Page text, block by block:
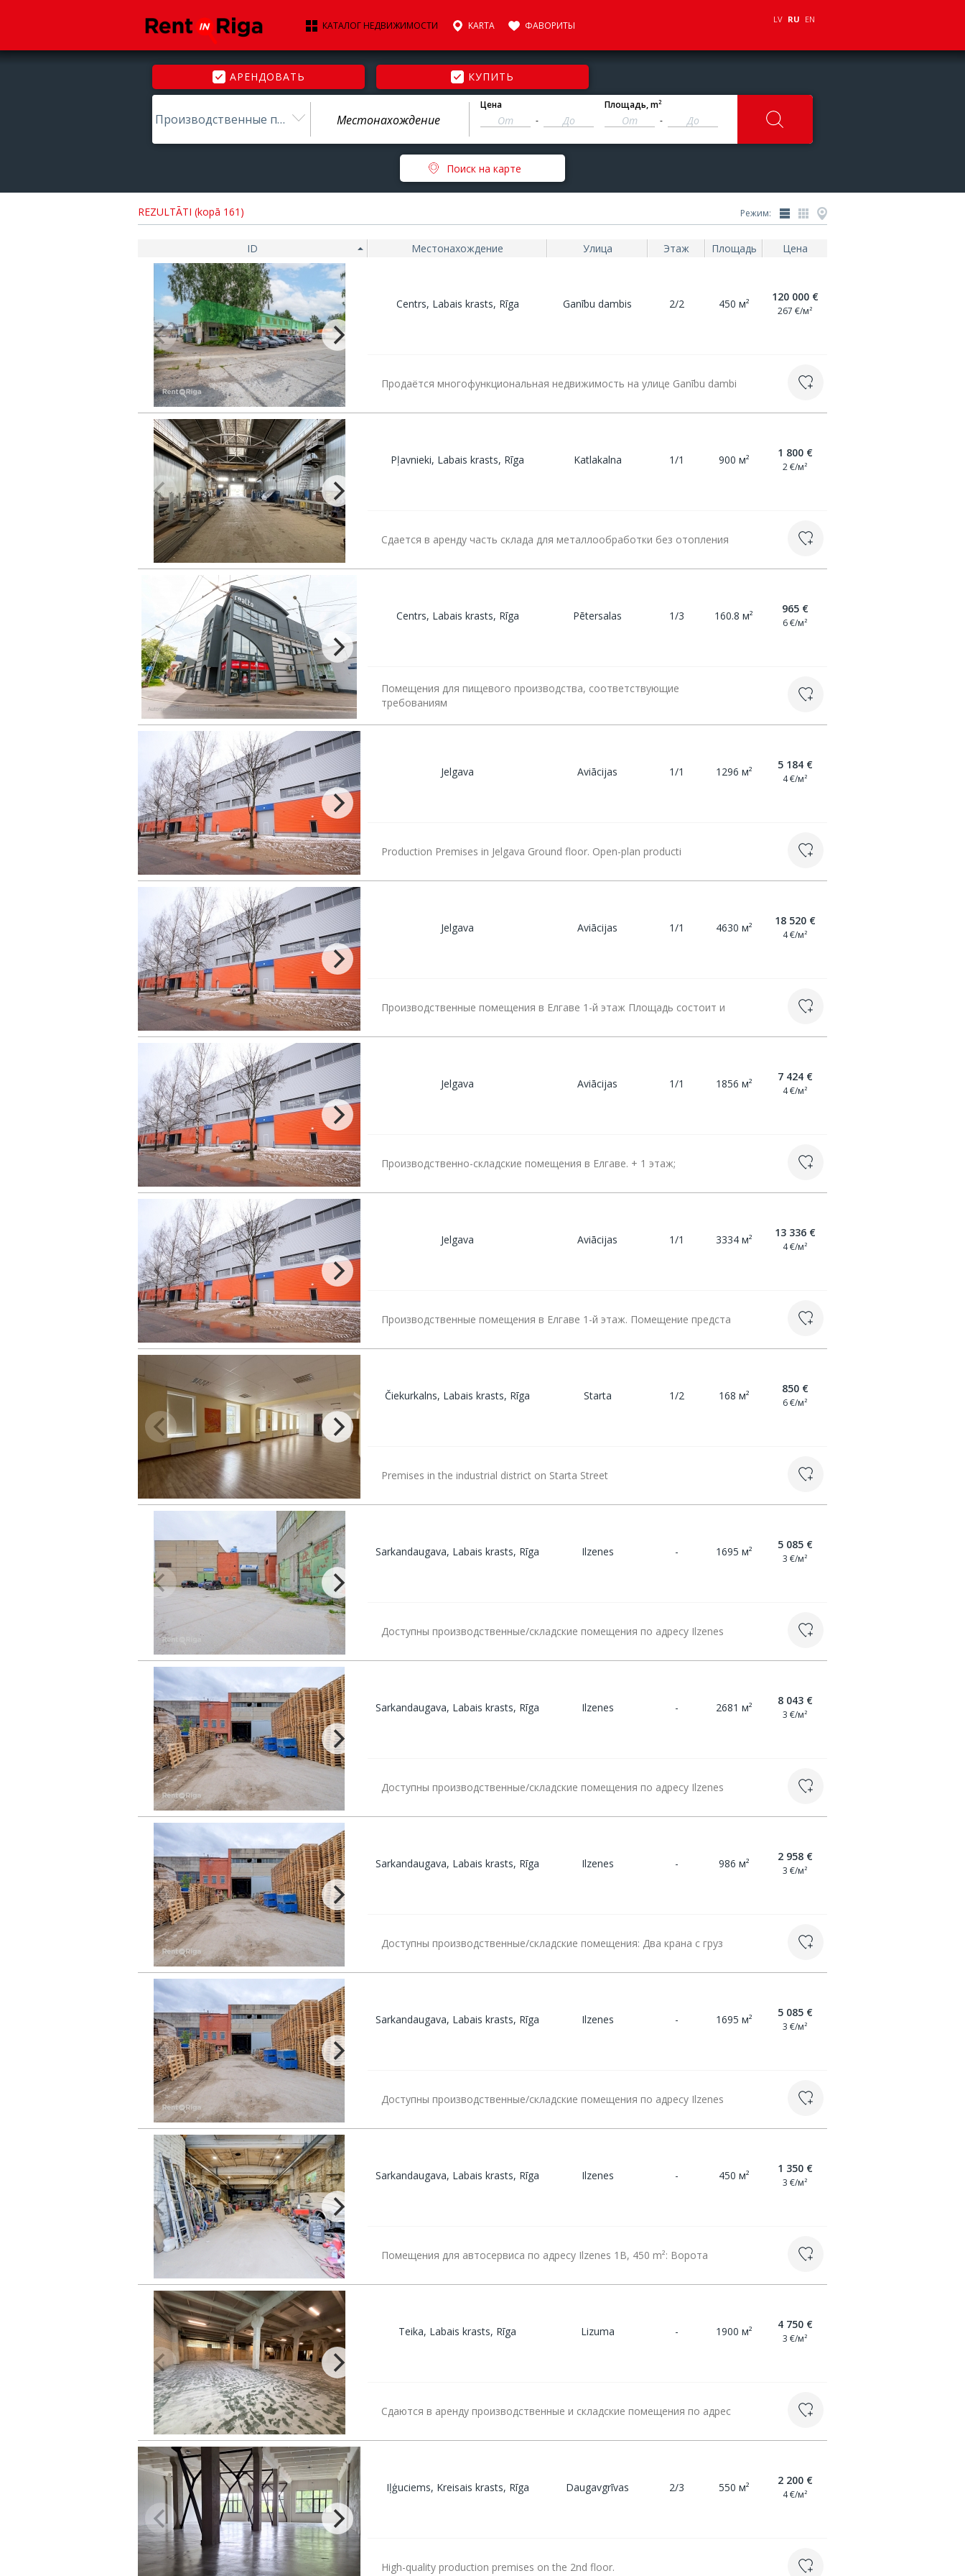
КАТАЛОГ НЕДВИЖИМОСТИ KARTA ФАВОРИТЫ
LV RU EN
АРЕНДОВАТЬ КУПИТЬ
Производственные помещения
Цена
-
Площадь, m2
-
Поиск на карте
REZULTĀTI (kopā 161) Режим:
ID Местонахождение Улица Этаж Площадь Цена
Centrs, Labais krasts, Rīga Ganību dambis 2/2 450 м²
120 000 €
267 €/м²
Продаётся многофункциональная недвижимость на улице Ganību dambi
Pļavnieki, Labais krasts, Rīga Katlakalna 1/1 900 м²
1 800 €
2 €/м²
Сдается в аренду часть склада для металлообработки без отопления
Centrs, Labais krasts, Rīga Pētersalas 1/3 160.8 м²
965 €
6 €/м²
Помещения для пищевого производства, соответствующие
требованиям
Jelgava Aviācijas 1/1 1296 м²
5 184 €
4 €/м²
Production Premises in Jelgava Ground floor. Open-plan producti
Jelgava Aviācijas 1/1 4630 м²
18 520 €
4 €/м²
Производственные помещения в Елгаве 1-й этаж Площадь состоит и
Jelgava Aviācijas 1/1 1856 м²
7 424 €
4 €/м²
Производственно-складские помещения в Елгаве. + 1 этаж;
Jelgava Aviācijas 1/1 3334 м²
13 336 €
4 €/м²
Производственные помещения в Елгаве 1-й этаж. Помещение предста
Čiekurkalns, Labais krasts, Rīga Starta 1/2 168 м²
850 €
6 €/м²
Premises in the industrial district on Starta Street
Sarkandaugava, Labais krasts, Rīga Ilzenes - 1695 м²
5 085 €
3 €/м²
Доступны производственные/складские помещения по адресу Ilzenes
Sarkandaugava, Labais krasts, Rīga Ilzenes - 2681 м²
8 043 €
3 €/м²
Доступны производственные/складские помещения по адресу Ilzenes
Sarkandaugava, Labais krasts, Rīga Ilzenes - 986 м²
2 958 €
3 €/м²
Доступны производственные/складские помещения: Два крана с груз
Sarkandaugava, Labais krasts, Rīga Ilzenes - 1695 м²
5 085 €
3 €/м²
Доступны производственные/складские помещения по адресу Ilzenes
Sarkandaugava, Labais krasts, Rīga Ilzenes - 450 м²
1 350 €
3 €/м²
Помещения для автосервиса по адресу Ilzenes 1B, 450 m²: Ворота
Teika, Labais krasts, Rīga Lizuma - 1900 м²
4 750 €
3 €/м²
Сдаются в аренду производственные и складские помещения по адрес
Iļģuciems, Kreisais krasts, Rīga Daugavgrīvas 2/3 550 м²
2 200 €
4 €/м²
High-quality production premises on the 2nd floor.